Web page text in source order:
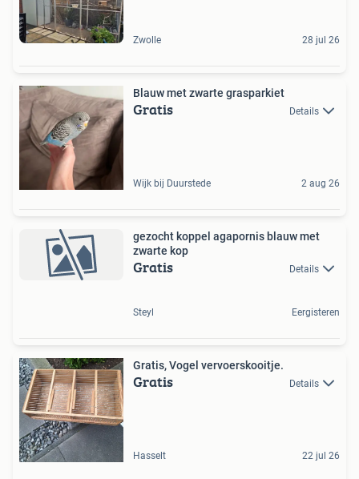
Zwolle 28 jul 26
Blauw met zwarte grasparkiet
Gratis Details
Wijk bij Duurstede 2 aug 26
gezocht koppel agapornis blauw met
zwarte kop
Gratis Details
Steyl Eergisteren
Gratis, Vogel vervoerskooitje.
Gratis Details
Hasselt 22 jul 26